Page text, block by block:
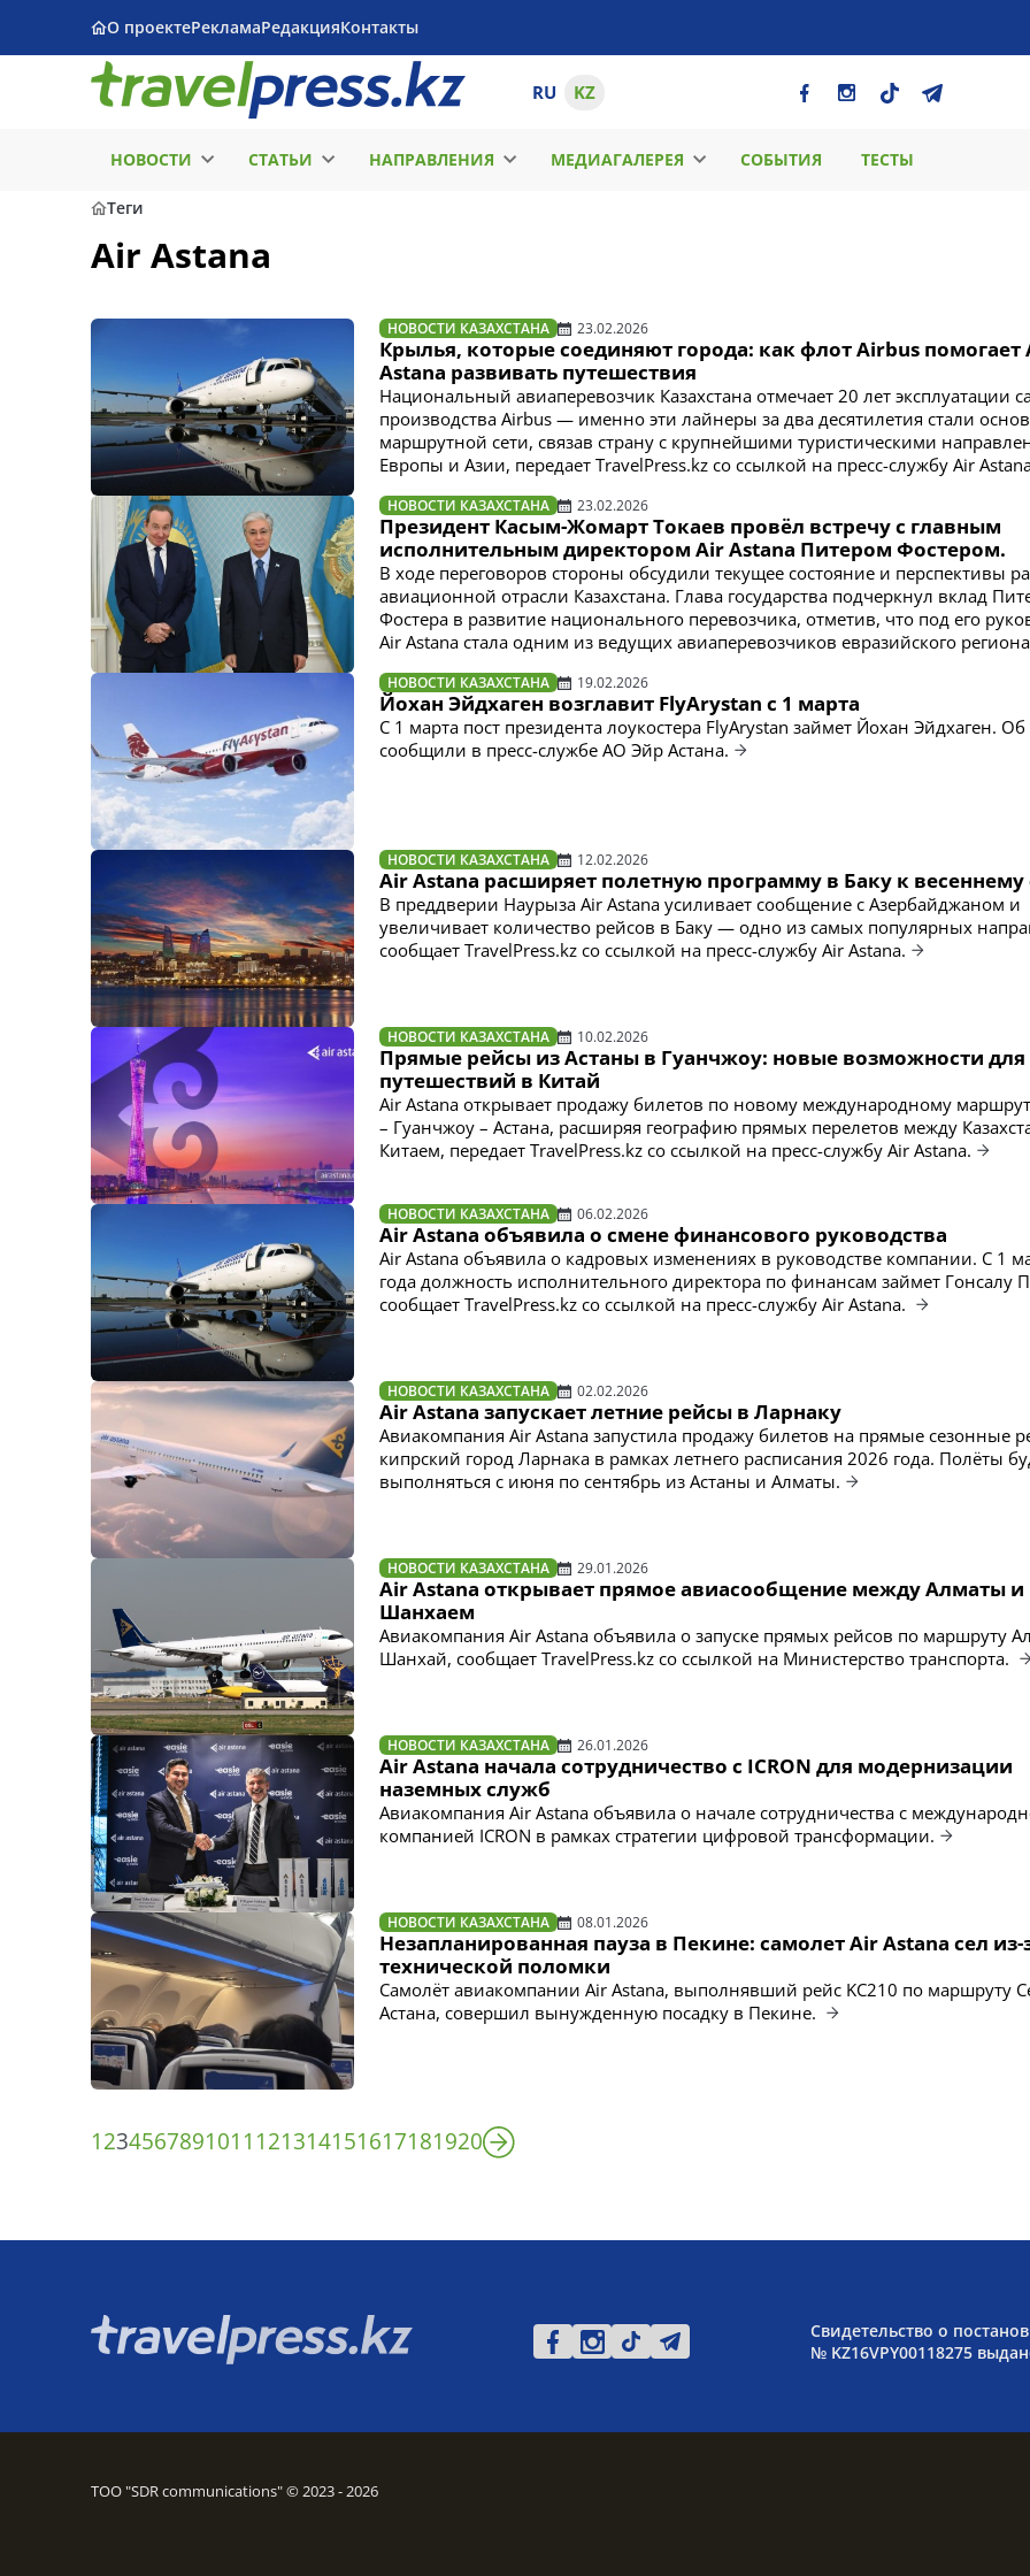
О проектеРекламаРедакцияКонтакты
RU KZ
НОВОСТИ СТАТЬИ НАПРАВЛЕНИЯ МЕДИАГАЛЕРЕЯ СОБЫТИЯ ТЕСТЫ
Теги
Air Astana
НОВОСТИ КАЗАХСТАНА 23.02.2026
Крылья, которые соединяют города: как флот Airbus помогает
Astana развивать путешествия
Национальный авиаперевозчик Казахстана отмечает 20 лет эксплуатации
производства Airbus — именно эти лайнеры за два десятилетия стали
маршрутной сети, связав страну с крупнейшими туристическими
Европы и Азии, передает TravelPress.kz со ссылкой на пресс-службу Air
НОВОСТИ КАЗАХСТАНА 23.02.2026
Президент Касым-Жомарт Токаев провёл встречу с главным
исполнительным директором Air Astana Питером Фостером.
В ходе переговоров стороны обсудили текущее состояние и перспективы
авиационной отрасли Казахстана. Глава государства подчеркнул вклад
Фостера в развитие национального перевозчика, отметив, что под его
Air Astana стала одним из ведущих авиаперевозчиков евразийского
НОВОСТИ КАЗАХСТАНА 19.02.2026
Йохан Эйдхаген возглавит FlyArystan с 1 марта
С 1 марта пост президента лоукостера FlyArystan займет Йохан Эйдхаген. Об
сообщили в пресс-службе АО Эйр Астана.
НОВОСТИ КАЗАХСТАНА 12.02.2026
Air Astana расширяет полетную программу в Баку к весеннему
В преддверии Наурыза Air Astana усиливает сообщение с Азербайджаном и
увеличивает количество рейсов в Баку — одно из самых популярных
сообщает TravelPress.kz со ссылкой на пресс-службу Air Astana.
НОВОСТИ КАЗАХСТАНА 10.02.2026
Прямые рейсы из Астаны в Гуанчжоу: новые возможности для
путешествий в Китай
Air Astana открывает продажу билетов по новому международному
– Гуанчжоу – Астана, расширяя географию прямых перелетов между
Китаем, передает TravelPress.kz со ссылкой на пресс-службу Air Astana.
НОВОСТИ КАЗАХСТАНА 06.02.2026
Air Astana объявила о смене финансового руководства
Air Astana объявила о кадровых изменениях в руководстве компании. С 1
года должность исполнительного директора по финансам займет Гонсалу
сообщает TravelPress.kz со ссылкой на пресс-службу Air Astana.
НОВОСТИ КАЗАХСТАНА 02.02.2026
Air Astana запускает летние рейсы в Ларнаку
Авиакомпания Air Astana запустила продажу билетов на прямые сезонные
кипрский город Ларнака в рамках летнего расписания 2026 года. Полёты
выполняться с июня по сентябрь из Астаны и Алматы.
НОВОСТИ КАЗАХСТАНА 29.01.2026
Air Astana открывает прямое авиасообщение между Алматы и
Шанхаем
Авиакомпания Air Astana объявила о запуске прямых рейсов по маршруту
Шанхай, сообщает TravelPress.kz со ссылкой на Министерство транспорта.
НОВОСТИ КАЗАХСТАНА 26.01.2026
Air Astana начала сотрудничество с ICRON для модернизации
наземных служб
Авиакомпания Air Astana объявила о начале сотрудничества с
компанией ICRON в рамках стратегии цифровой трансформации.
НОВОСТИ КАЗАХСТАНА 08.01.2026
Незапланированная пауза в Пекине: самолет Air Astana сел из-
технической поломки
Самолёт авиакомпании Air Astana, выполнявший рейс KC210 по маршруту
Астана, совершил вынужденную посадку в Пекине.
1234567891011 121314151617181920
Свидетельство о
№ KZ16VPY00118275
ТОО "SDR communications" © 2023 - 2026